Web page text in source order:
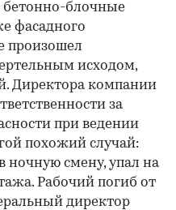
бетонно-блочные
фасадного
произошел
исходом,
Директора компании
за
при ведении
похожий случай:
ночную смену, упал на
Рабочий погиб от
директор